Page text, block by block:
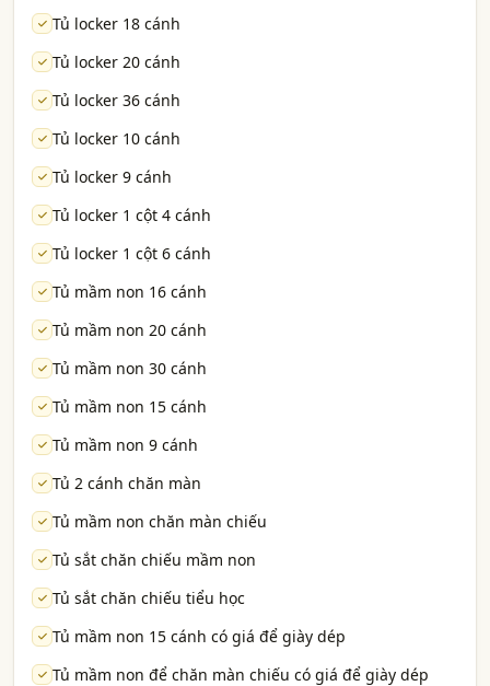
Tủ locker 18 cánh
Tủ locker 20 cánh
Tủ locker 36 cánh
Tủ locker 10 cánh
Tủ locker 9 cánh
Tủ locker 1 cột 4 cánh
Tủ locker 1 cột 6 cánh
Tủ mầm non 16 cánh
Tủ mầm non 20 cánh
Tủ mầm non 30 cánh
Tủ mầm non 15 cánh
Tủ mầm non 9 cánh
Tủ 2 cánh chăn màn
Tủ mầm non chăn màn chiếu
Tủ sắt chăn chiếu mầm non
Tủ sắt chăn chiếu tiểu học
Tủ mầm non 15 cánh có giá để giày dép
Tủ mầm non để chăn màn chiếu có giá để giày dép